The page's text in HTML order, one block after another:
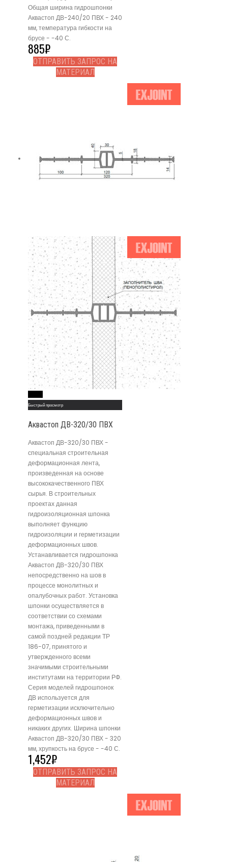
Общая ширина гидрошпонки
Аквастоп ДВ-240/20 ПВХ - 240
мм, температура гибкости на
брусе - -40 С.
885₽
ОТПРАВИТЬ ЗАПРОС НА
МАТЕРИАЛ
Быстрый просмотр
Аквастоп ДВ-320/30 ПВХ
Аквастоп ДВ-320/30 ПВХ -
специальная строительная
деформационная лента,
произведенная на основе
высококачественного ПВХ
сырья. В строительных
проектах данная
гидроизоляционная шпонка
выполняет функцию
гидроизоляции и герметизации
деформационных швов.
Устанавливается гидрошпонка
Аквастоп ДВ-320/30 ПВХ
непосредственно на шов в
процессе монолитных и
опалубочных работ. Установка
шпонки осуществляется в
соответствии со схемами
монтажа, приведенными в
самой поздней редакции ТР
186-07, принятого и
утвержденного всеми
значимыми строительными
институтами на территории РФ.
Серия моделей гидрошпонок
ДВ используется для
герметизации исключительно
деформационных швов и
никаких других. Ширина шпонки
Аквастоп ДВ-320/30 ПВХ - 320
мм, хрупкость на брусе - -40 С.
1,452₽
ОТПРАВИТЬ ЗАПРОС НА
МАТЕРИАЛ